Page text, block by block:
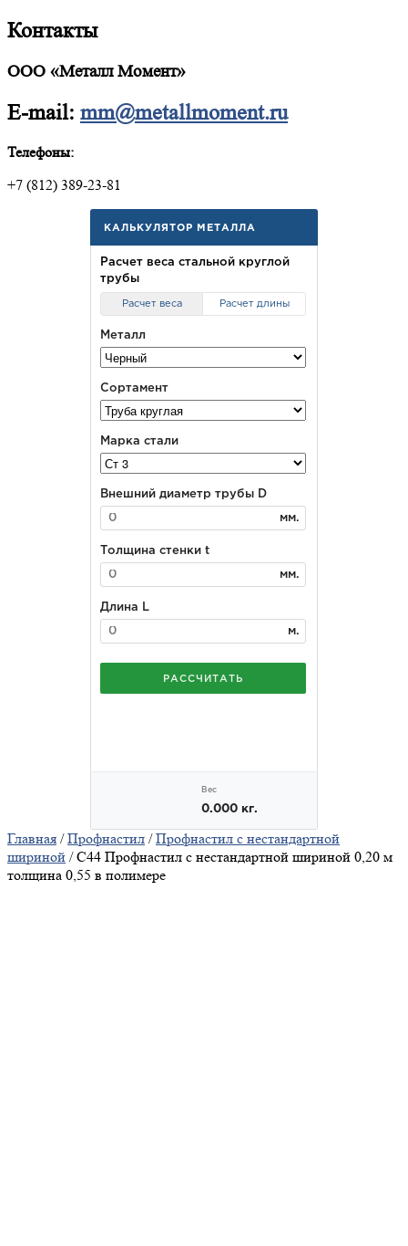
Контакты
ООО «Металл Момент»
E-mail: mm@metallmoment.ru
Телефоны:
+7 (812) 389-23-81
Главная /Профнастил /Профнастил с нестандартной
шириной / С44 Профнастил с нестандартной шириной 0,20 м
толщина 0,55 в полимере